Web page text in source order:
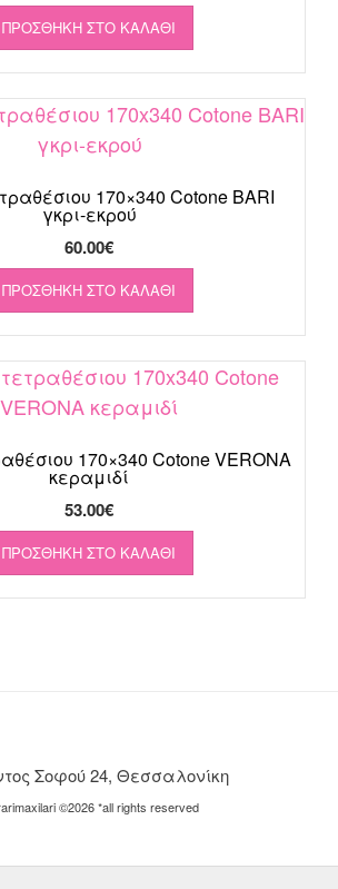
ΠΡΟΣΘΉΚΗ ΣΤΟ ΚΑΛΆΘΙ
170×340 Cotone BARI
γκρι-εκρού
60.00€
ΠΡΟΣΘΉΚΗ ΣΤΟ ΚΑΛΆΘΙ
170×340 Cotone VERONA
κεραμιδί
53.00€
ΠΡΟΣΘΉΚΗ ΣΤΟ ΚΑΛΆΘΙ
Σοφού 24, Θεσσαλονίκη
©2026 *all rights reserved